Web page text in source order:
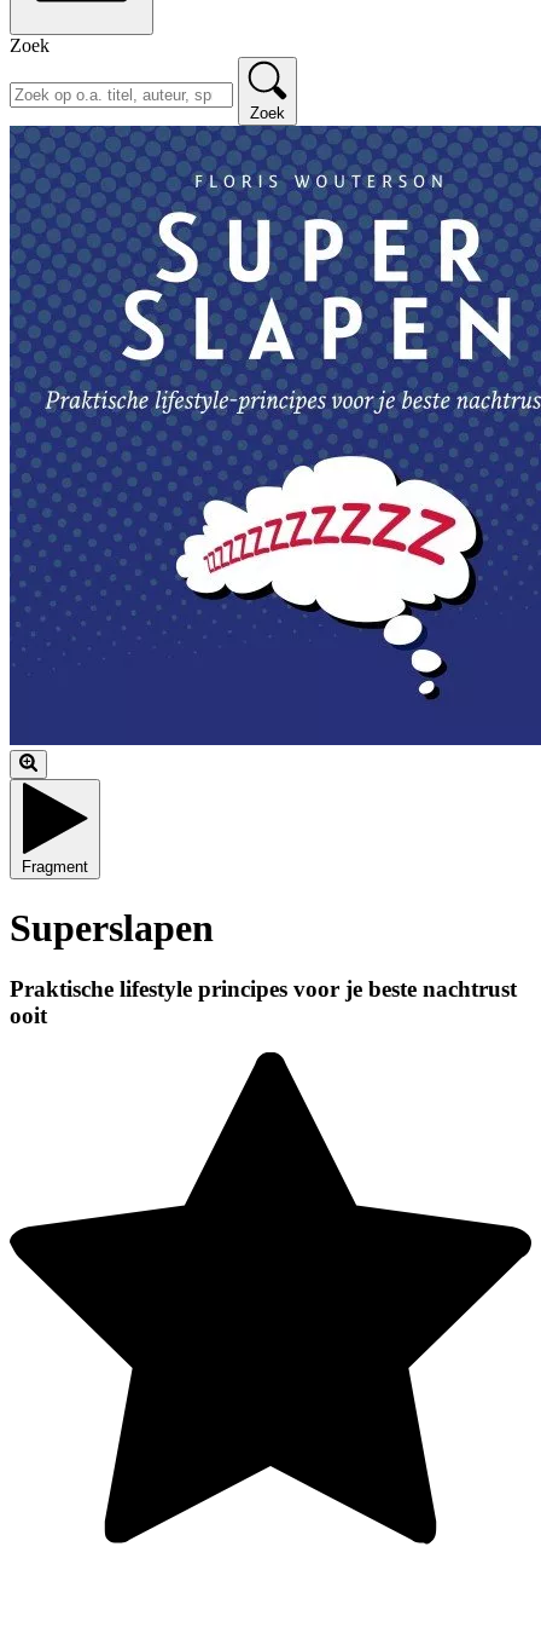
Zoek
Zoek
Fragment
Superslapen
Praktische lifestyle principes voor je beste nachtrust
ooit